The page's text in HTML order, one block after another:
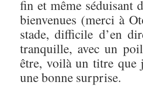
fin et même séduisant
bienvenues (merci à
stade, difficile d’en
tranquille, avec un
être, voilà un titre que
une bonne surprise.